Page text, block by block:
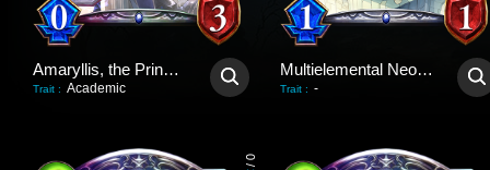
Amaryllis, the Princess
Trait : Academic
Multielemental Neophyte
Trait : -
0
/